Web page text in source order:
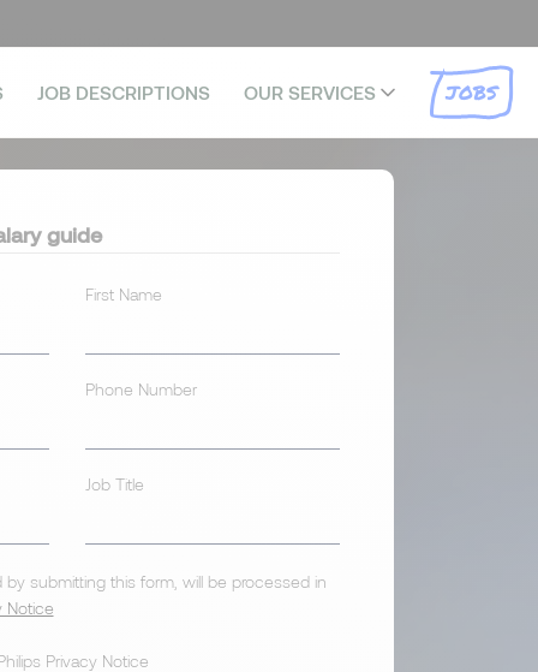
JOB DESCRIPTIONS OUR SERVICES JOBS
guide
First Name
Phone Number
Job Title
by submitting this form, will be processed in
Notice
Privacy Notice